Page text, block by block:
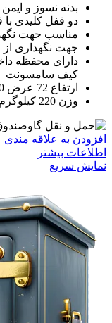
بدنه نسوز و ایمن
دو قفل کلیدی با
مناسب حهت
جهت نگهداری
کیف سامسونت
ارتفاع 72 عرض 50 عمق 50
وزن 220 کیلوگرم
افزودن به علاقه مندی
اطلاعات بیشتر
نمایش سریع